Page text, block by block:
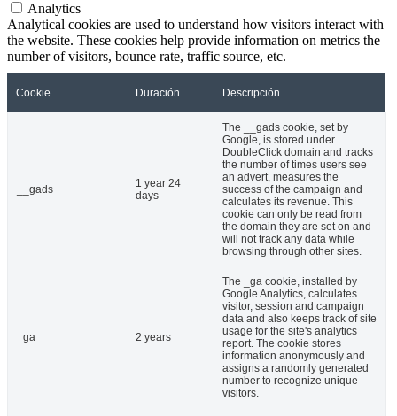
Analytics
Analytical cookies are used to understand how visitors interact with
the website. These cookies help provide information on metrics the
number of visitors, bounce rate, traffic source, etc.
Cookie Duración Descripción
__gads
1 year 24
days
The __gads cookie, set by
Google, is stored under
DoubleClick domain and tracks
the number of times users see
an advert, measures the
success of the campaign and
calculates its revenue. This
cookie can only be read from
the domain they are set on and
will not track any data while
browsing through other sites.
_ga 2 years
The _ga cookie, installed by
Google Analytics, calculates
visitor, session and campaign
data and also keeps track of site
usage for the site's analytics
report. The cookie stores
information anonymously and
assigns a randomly generated
number to recognize unique
visitors.